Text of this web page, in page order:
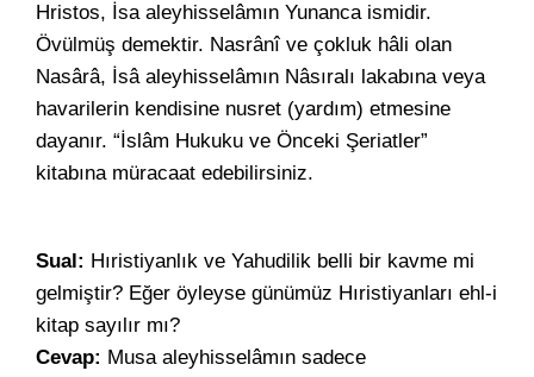
Hristos, İsa aleyhisselâmın Yunanca ismidir.
Övülmüş demektir. Nasrânî ve çokluk hâli olan
Nasârâ, İsâ aleyhisselâmın Nâsıralı lakabına veya
havarilerin kendisine nusret (yardım) etmesine
dayanır. “İslâm Hukuku ve Önceki Şeriatler”
kitabına müracaat edebilirsiniz.
Sual: Hıristiyanlık ve Yahudilik belli bir kavme mi
gelmiştir? Eğer öyleyse günümüz Hıristiyanları ehl-i
kitap sayılır mı?
Cevap: Musa aleyhisselâmın sadece